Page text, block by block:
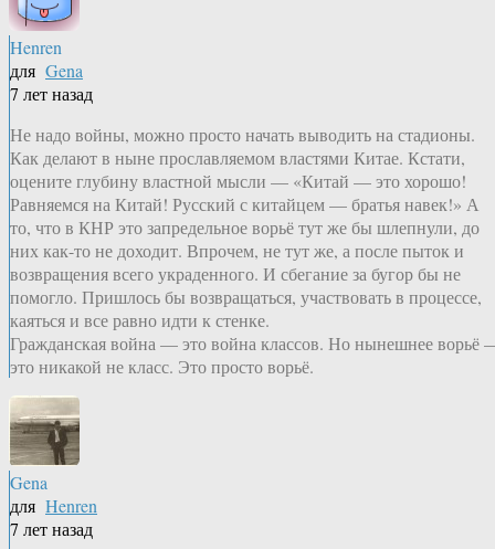
Henren
для Gena
7 лет назад
Не надо войны, можно просто начать выводить на стадионы.
Как делают в ныне прославляемом властями Китае. Кстати,
оцените глубину властной мысли — «Китай — это хорошо!
Равняемся на Китай! Русский с китайцем — братья навек!» А
то, что в КНР это запредельное ворьё тут же бы шлепнули, до
них как-то не доходит. Впрочем, не тут же, а после пыток и
возвращения всего украденного. И сбегание за бугор бы не
помогло. Пришлось бы возвращаться, участвовать в процессе,
каяться и все равно идти к стенке.
Гражданская война — это война классов. Но нынешнее ворьё
это никакой не класс. Это просто ворьё.
Gena
для Henren
7 лет назад